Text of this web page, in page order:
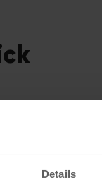
Details